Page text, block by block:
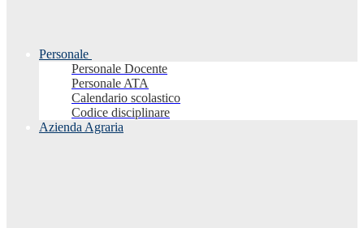
Personale
Personale Docente
Personale ATA
Calendario scolastico
Codice disciplinare
Azienda Agraria